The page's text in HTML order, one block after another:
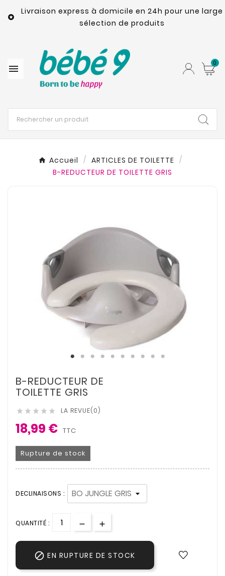

Livraison express à domicile en 24h pour une large
sélection de produits
 0
Accueil
ARTICLES DE TOILETTE
B-REDUCTEUR DE TOILETTE GRIS
B-REDUCTEUR DE
TOILETTE GRIS
     LA REVUE(0)
18,99 € TTC
Rupture de stock
DECLINAISONS :
QUANTITÉ :
 EN RUPTURE DE STOCK